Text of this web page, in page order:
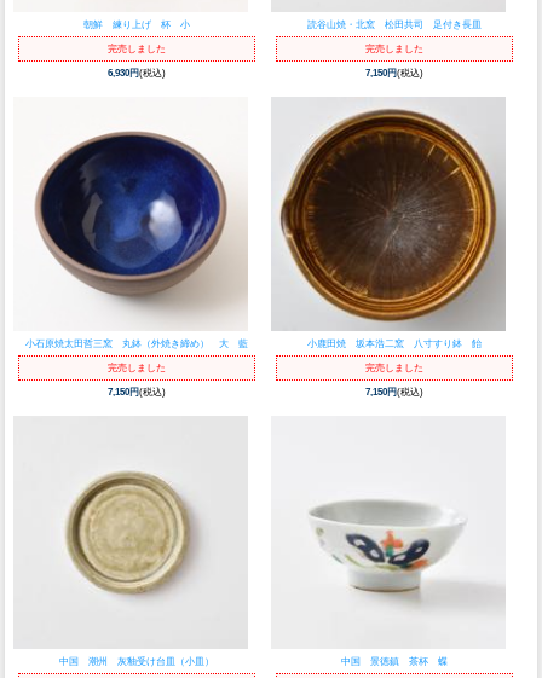
朝鮮 練り上げ 杯 小
完売しました
6,930円(税込)
読谷山焼・北窯 松田共司 足付き長皿
完売しました
7,150円(税込)
小石原焼太田哲三窯 丸鉢（外焼き締め） 大 藍
完売しました
7,150円(税込)
小鹿田焼 坂本浩二窯 八寸すり鉢 飴
完売しました
7,150円(税込)
中国 潮州 灰釉受け台皿（小皿） 中国 景徳鎮 茶杯 蝶